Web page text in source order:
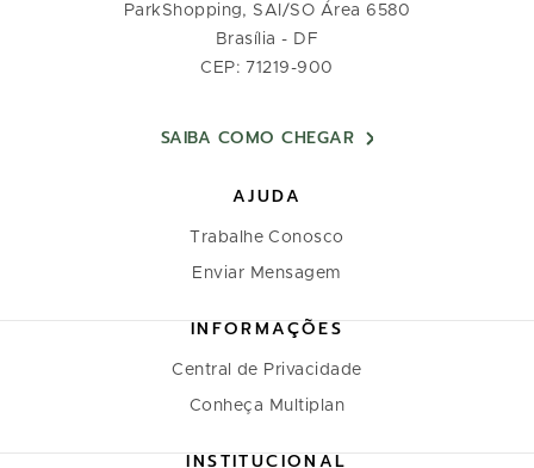
ParkShopping, SAI/SO Área 6580
Brasília - DF
CEP: 71219-900
SAIBA COMO CHEGAR
AJUDA
Trabalhe Conosco
Enviar Mensagem
INFORMAÇÕES
Central de Privacidade
Conheça Multiplan
INSTITUCIONAL